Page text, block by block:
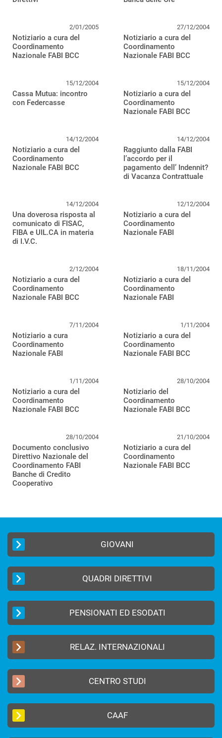
2/01/2005
Notiziario a cura del
Coordinamento
Nazionale FABI BCC
27/12/2004
Notiziario a cura del
Coordinamento
Nazionale FABI BCC
15/12/2004
Cassa Mutua: incontro
con Federcasse
15/12/2004
Notiziario a cura del
Coordinamento
Nazionale FABI BCC
14/12/2004
Notiziario a cura del
Coordinamento
Nazionale FABI BCC
14/12/2004
Raggiunto dalla FABI
l’accordo per il
pagamento dell’ Indennit?
di Vacanza Contrattuale
14/12/2004
Una doverosa risposta al
comunicato di FISAC,
FIBA e UIL.CA in materia
di I.V.C.
12/12/2004
Notiziario a cura del
Coordinamento
Nazionale FABI
2/12/2004
Notiziario a cura del
Coordinamento
Nazionale FABI BCC
18/11/2004
Notiziario a cura del
Coordinamento
Nazionale FABI
7/11/2004
Notiziario a cura
Coordinamento
Nazionale FABI
1/11/2004
Notiziario a cura del
Coordinamento
Nazionale FABI BCC
1/11/2004
Notiziario a cura del
Coordinamento
Nazionale FABI BCC
28/10/2004
Notiziario del
Coordinamento
Nazionale FABI BCC
28/10/2004
Documento conclusivo
Direttivo Nazionale del
Coordinamento FABI
Banche di Credito
Cooperativo
21/10/2004
Notiziario a cura del
Coordinamento
Nazionale FABI BCC
GIOVANI
QUADRI DIRETTIVI
PENSIONATI ED ESODATI
RELAZ. INTERNAZIONALI
CENTRO STUDI
CAAF